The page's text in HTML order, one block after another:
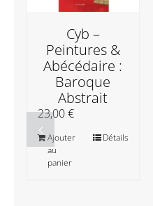
Cyb –
Peintures &
Abécédaire :
Baroque
Abstrait
23,00€
Ajouter
au
panier
Détails